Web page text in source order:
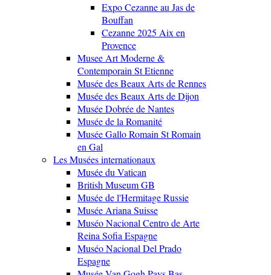
Expo Cezanne au Jas de
Bouffan
Cezanne 2025 Aix en
Provence
Musee Art Moderne &
Contemporain St Etienne
Musée des Beaux Arts de Rennes
Musée des Beaux Arts de Dijon
Musée Dobrée de Nantes
Musée de la Romanité
Musée Gallo Romain St Romain
en Gal
Les Musées internationaux
Musée du Vatican
British Museum GB
Musée de l'Hermitage Russie
Musée Ariana Suisse
Muséo Nacional Centro de Arte
Reina Sofia Espagne
Muséo Nacional Del Prado
Espagne